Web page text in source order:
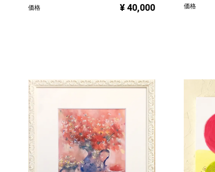
価格
¥ 40,000
価格